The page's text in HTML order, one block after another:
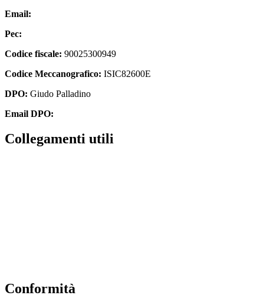
Email:
Pec:
Codice fiscale: 90025300949
Codice Meccanografico: ISIC82600E
DPO: Giudo Palladino
Email DPO:
Collegamenti utili
Conformità